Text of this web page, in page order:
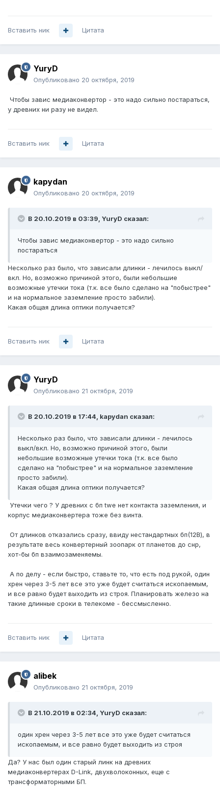
Вставить ник Цитата
YuryD
Опубликовано 20 октября, 2019
Чтобы завис медиаконвертор - это надо сильно постараться,
у древних ни разу не видел.
Вставить ник Цитата
kapydan
Опубликовано 20 октября, 2019
В 20.10.2019 в 03:39, YuryD сказал:
Чтобы завис медиаконвертор - это надо сильно
постараться
Несколько раз было, что зависали длинки - лечилось выкл/
вкл. Но, возможно причиной этого, были небольшие
возможные утечки тока (т.к. все было сделано на "побыстрее"
и на нормальное заземление просто забили).
Какая общая длина оптики получается?
Вставить ник Цитата
YuryD
Опубликовано 21 октября, 2019
В 20.10.2019 в 17:44, kapydan сказал:
Несколько раз было, что зависали длинки - лечилось
выкл/вкл. Но, возможно причиной этого, были
небольшие возможные утечки тока (т.к. все было
сделано на "побыстрее" и на нормальное заземление
просто забили).
Какая общая длина оптики получается?
Утечки чего ? У древних с бп twe нет контакта заземления, и
корпус медиаконвертера тоже без винта.
От длинков отказались сразу, ввиду нестандартных бп(12В), в
результате весь конвертерный зоопарк от планетов до снр,
хот-бы бп взаимозаменяемы.
А по делу - если быстро, ставьте то, что есть под рукой, один
хрен через 3-5 лет все это уже будет считаться ископаемым,
и все равно будет выходить из строя. Планировать железо на
такие длинные сроки в телекоме - бессмысленно.
Вставить ник Цитата
alibek
Опубликовано 21 октября, 2019
В 21.10.2019 в 02:34, YuryD сказал:
один хрен через 3-5 лет все это уже будет считаться
ископаемым, и все равно будет выходить из строя
Да? У нас был один старый линк на древних
медиаконвертерах D-Link, двухволоконных, еще с
трансформаторными БП.